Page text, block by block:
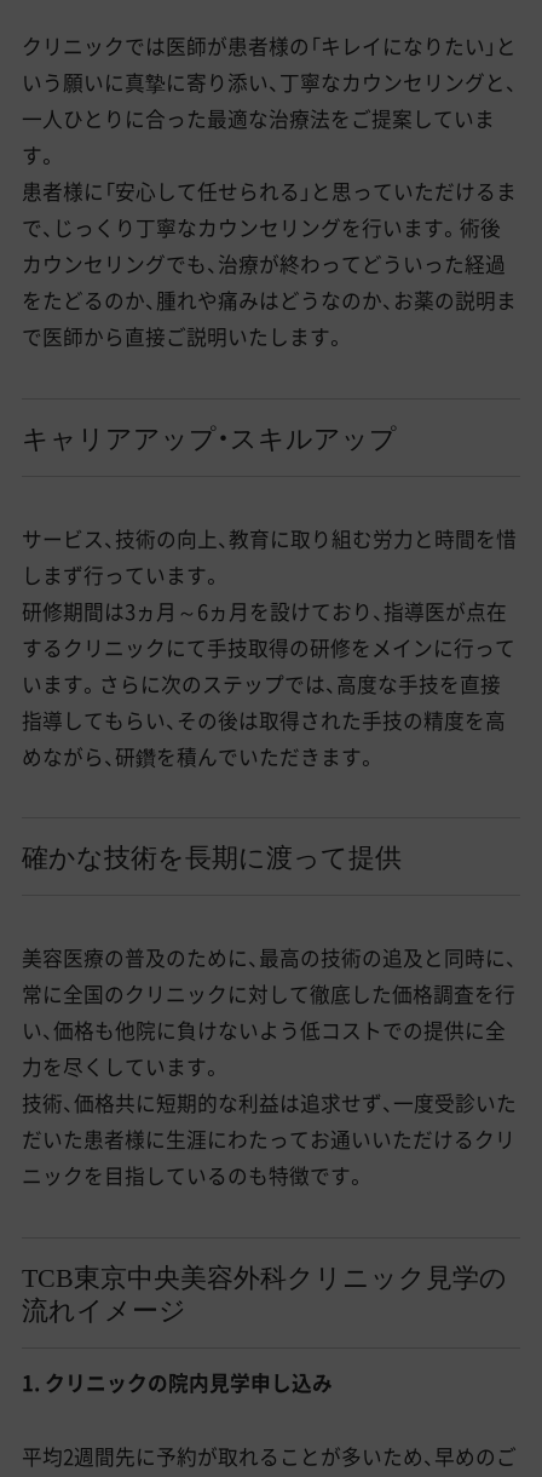
クリニックでは医師が患者様の「キレイになりたい」と
いう願いに真摯に寄り添い、丁寧なカウンセリングと、
一人ひとりに合った最適な治療法をご提案していま
す。
患者様に「安心して任せられる」と思っていただけるま
で、じっくり丁寧なカウンセリングを行います。術後
カウンセリングでも、治療が終わってどういった経過
をたどるのか、腫れや痛みはどうなのか、お薬の説明ま
で医師から直接ご説明いたします。
キャリアアップ・スキルアップ
サービス、技術の向上、教育に取り組む労力と時間を惜
しまず行っています。
研修期間は3ヵ月～6ヵ月を設けており、指導医が点在
するクリニックにて手技取得の研修をメインに行って
います。さらに次のステップでは、高度な手技を直接
指導してもらい、その後は取得された手技の精度を高
めながら、研鑽を積んでいただきます。
確かな技術を長期に渡って提供
美容医療の普及のために、最高の技術の追及と同時に、
常に全国のクリニックに対して徹底した価格調査を行
い、価格も他院に負けないよう低コストでの提供に全
力を尽くしています。
技術、価格共に短期的な利益は追求せず、一度受診いた
だいた患者様に生涯にわたってお通いいただけるクリ
ニックを目指しているのも特徴です。
TCB東京中央美容外科クリニック見学の
流れイメージ
1. クリニックの院内見学申し込み
平均2週間先に予約が取れることが多いため、早めのご